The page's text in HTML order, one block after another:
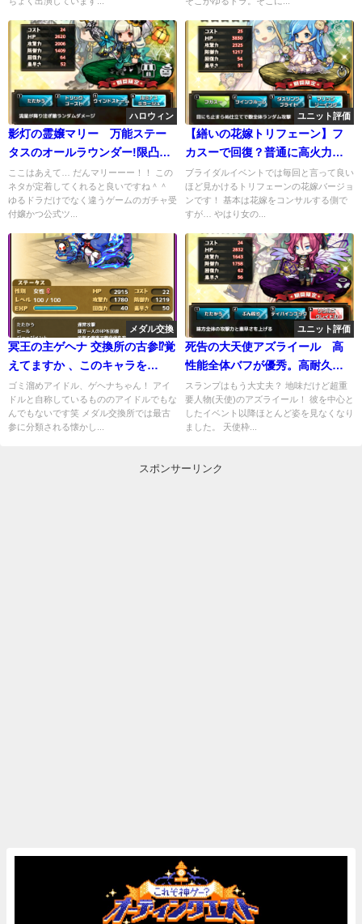
ハロウィン
影灯の霊嬢マリー 万能ステー
タスのオールラウンダー!限凸不
可避
ここはあえて… だんマリーーー！！ この
ネタが定着してくれると良いですね＾＾
ゆるドラだけでなく違うゲームのガチャ受
付嬢かつ公式ツ...
ユニット評価
【繕いの花嫁トリフェーン】フ
カスーで回復？普通に高火力ユ
ニット
ブライダルイベントでは毎回と言って良い
ほど見かけるトリフェーンの花嫁バージョ
ンです！ 基本は花嫁をコンサルする側で
すが… やはり女の...
メダル交換
冥王の主ゲヘナ 交換所の古参⁉覚
えてますか 、このキャラを…
ゴミ溜めアイドル、ゲヘナちゃん！ アイ
ドルと自称しているもののアイドルでもな
んでもないです笑 メダル交換所では最古
参に分類される懐かし...
ユニット評価
死告の大天使アズライール 高
性能全体バフが優秀。高耐久の
サポーター
スランプはもう大丈夫？ 地味だけど超重
要人物(天使)のアズライール！ 彼を中心と
したイベント以降ほとんど姿を見なくなり
ました。 天使枠...
スポンサーリンク